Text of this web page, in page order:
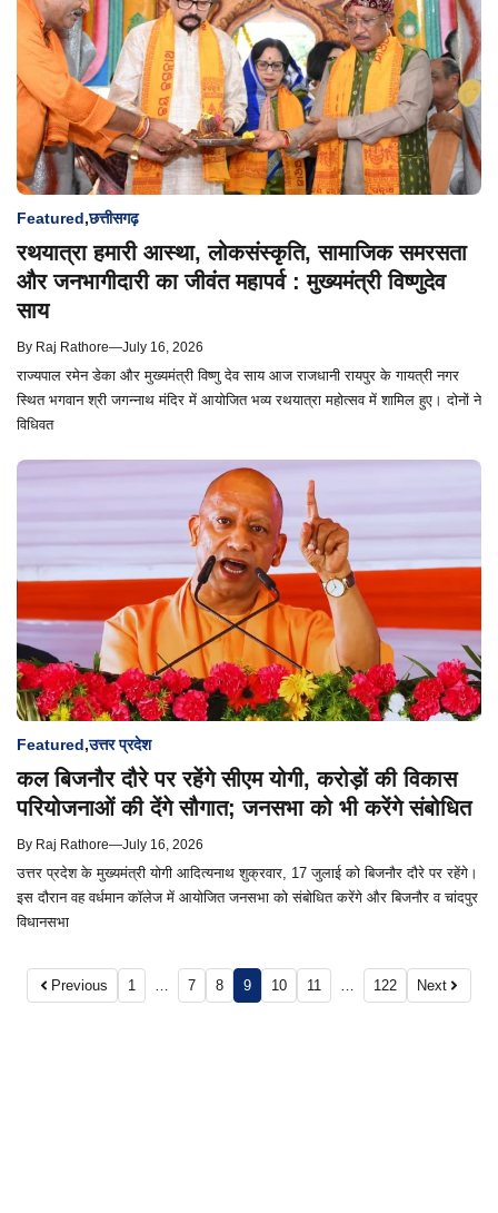
Featured,छत्तीसगढ़
रथयात्रा हमारी आस्था, लोकसंस्कृति, सामाजिक समरसता
और जनभागीदारी का जीवंत महापर्व : मुख्यमंत्री विष्णुदेव
साय
By Raj Rathore—July 16, 2026
राज्यपाल रमेन डेका और मुख्यमंत्री विष्णु देव साय आज राजधानी रायपुर के गायत्री नगर
स्थित भगवान श्री जगन्नाथ मंदिर में आयोजित भव्य रथयात्रा महोत्सव में शामिल हुए। दोनों ने
विधिवत
Featured,उत्तर प्रदेश
कल बिजनौर दौरे पर रहेंगे सीएम योगी, करोड़ों की विकास
परियोजनाओं की देंगे सौगात; जनसभा को भी करेंगे संबोधित
By Raj Rathore—July 16, 2026
उत्तर प्रदेश के मुख्यमंत्री योगी आदित्यनाथ शुक्रवार, 17 जुलाई को बिजनौर दौरे पर रहेंगे।
इस दौरान वह वर्धमान कॉलेज में आयोजित जनसभा को संबोधित करेंगे और बिजनौर व चांदपुर
विधानसभा
Previous 1 … 7 8 9 10 11 … 122 Next